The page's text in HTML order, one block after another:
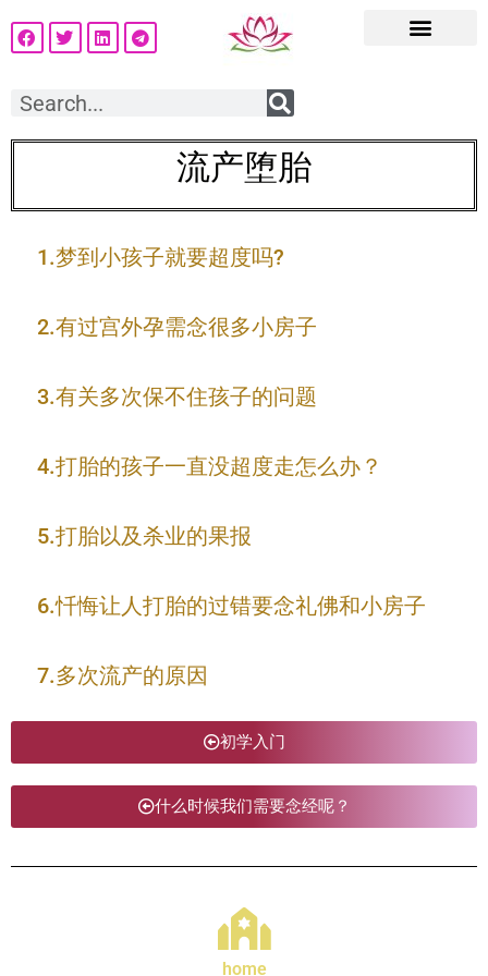
流产堕胎
1.梦到小孩子就要超度吗?
2.有过宫外孕需念很多小房子
3.有关多次保不住孩子的问题
4.打胎的孩子一直没超度走怎么办？
5.打胎以及杀业的果报
6.忏悔让人打胎的过错要念礼佛和小房子
7.多次流产的原因
初学入门
什么时候我们需要念经呢？
home